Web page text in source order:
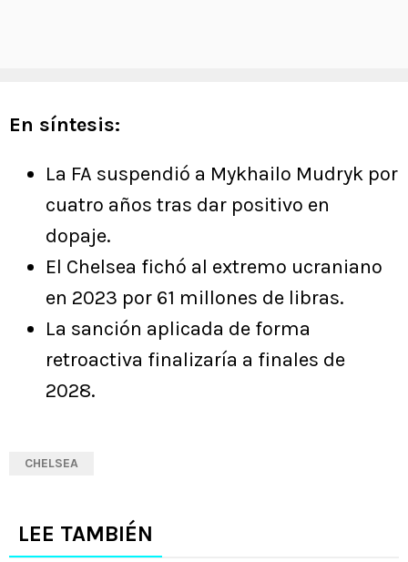
En síntesis:
La FA suspendió a Mykhailo Mudryk por
cuatro años tras dar positivo en
dopaje.
El Chelsea fichó al extremo ucraniano
en 2023 por 61 millones de libras.
La sanción aplicada de forma
retroactiva finalizaría a finales de
2028.
CHELSEA
LEE TAMBIÉN